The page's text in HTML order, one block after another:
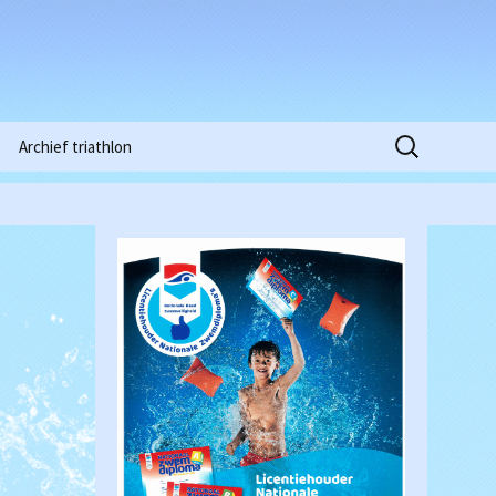
Clubkampioenschappen
Waterpolowedstrijd
Heren (18-03-2017)
Clubkampioenschappen
2018
Archief triathlon
Zoeken
naar: